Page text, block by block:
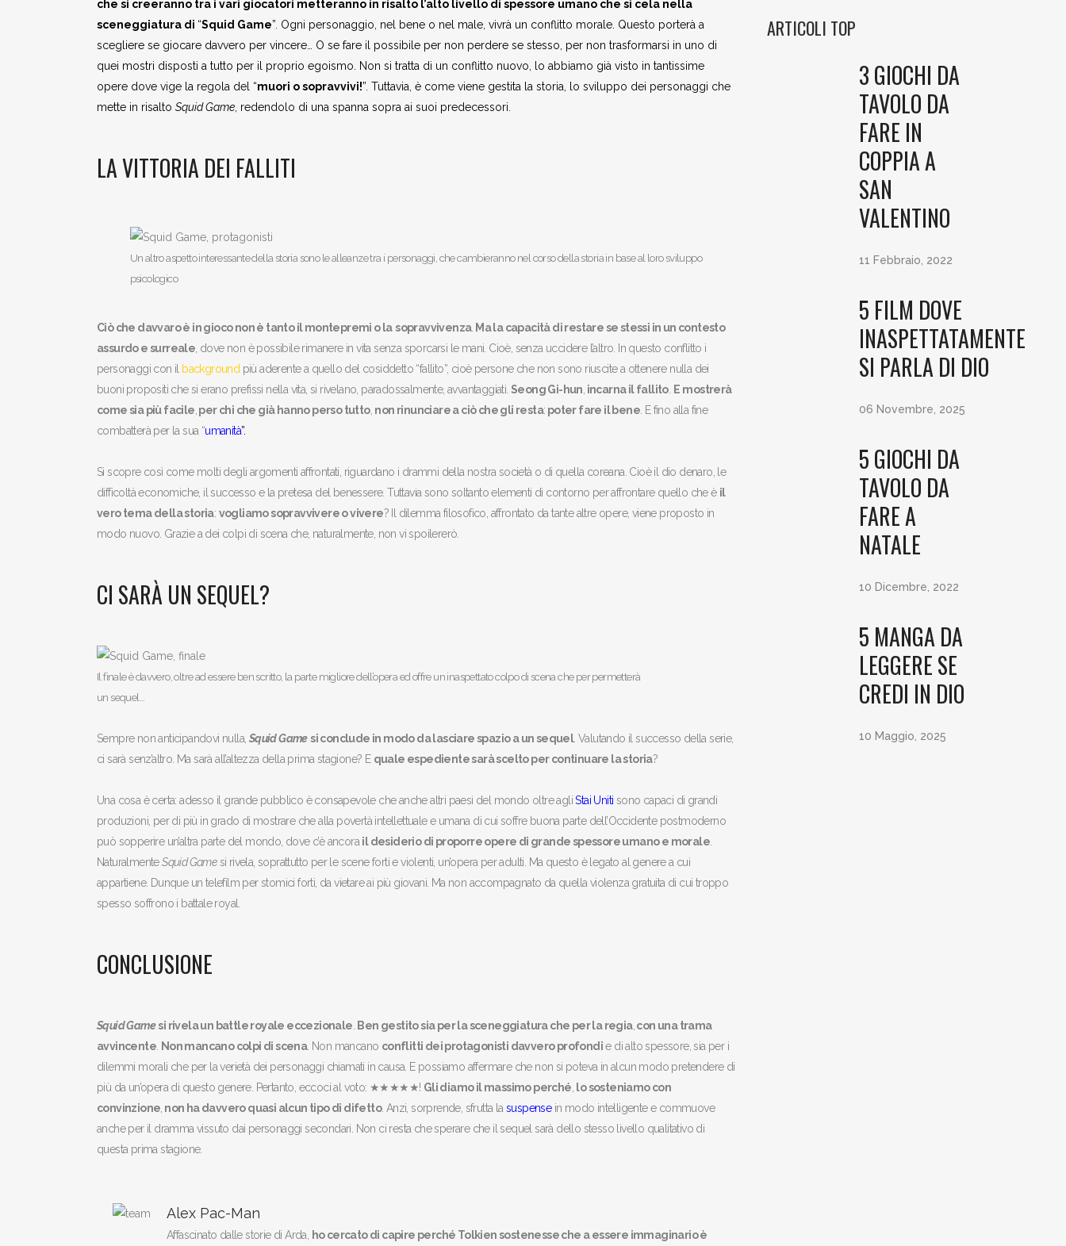
che si creeranno tra i vari giocatori metteranno in risalto l’alto livello di spessore umano che si cela nella
sceneggiatura di “Squid Game”. Ogni personaggio, nel bene o nel male, vivrà un conflitto morale. Questo porterà a
scegliere se giocare davvero per vincere… O se fare il possibile per non perdere se stesso, per non trasformarsi in uno di
quei mostri disposti a tutto per il proprio egoismo. Non si tratta di un conflitto nuovo, lo abbiamo già visto in tantissime
opere dove vige la regola del “muori o sopravvivi!”. Tuttavia, è come viene gestita la storia, lo sviluppo dei personaggi che
mette in risalto Squid Game , redendolo di una spanna sopra ai suoi predecessori.
LA VITTORIA DEI FALLITI
Un altro aspetto interessante della storia sono le alleanze tra i personaggi, che cambieranno nel corso della storia in base al loro sviluppo
psicologico
Ciò che davvaro è in gioco non è tanto il montepremi o la sopravvivenza. Ma la capacità di restare se stessi in un contesto
assurdo e surreale , dove non è possibile rimanere in vita senza sporcarsi le mani. Cioè, senza uccidere l’altro. In questo conflitto i
personaggi con il background più aderente a quello del cosiddetto “fallito”, cioè persone che non sono riuscite a ottenere nulla dei
buoni propositi che si erano prefissi nella vita, si rivelano, paradossalmente, avvantaggiati. Seong Gi-hun incarna il fallito. E mostrerà
come sia più facile per chi che già hanno perso tutto, non rinunciare a ciò che gli resta: poter fare il bene . E fino alla fine
combatterà per la sua “umanità”.
Si scopre così come molti degli argomenti affrontati, riguardano i drammi della nostra società o di quella coreana. Cioè il dio denaro, le
difficoltà economiche, il successo e la pretesa del benessere. Tuttavia sono soltanto elementi di contorno per affrontare quello che è il
vero tema della storia: vogliamo sopravvivere o vivere? Il dilemma filosofico, affrontato da tante altre opere, viene proposto in
modo nuovo. Grazie a dei colpi di scena che, naturalmente, non vi spoilererò.
CI SARÀ UN SEQUEL?
Il finale è davvero, oltre ad essere ben scritto, la parte migliore dell’opera ed offre un inaspettato colpo di scena che per permetterà
un sequel…
Sempre non anticipandovi nulla, Squid Game si conclude in modo da lasciare spazio a un sequel. Valutando il successo della serie,
ci sarà senz’altro. Ma sarà all’altezza della prima stagione? E quale espediente sarà scelto per continuare la storia?
Una cosa è certa: adesso il grande pubblico è consapevole che anche altri paesi del mondo oltre agliStai Uniti sono capaci di grandi
produzioni, per di più in grado di mostrare che alla povertà intellettuale e umana di cui soffre buona parte dell’Occidente postmoderno
può sopperire un’altra parte del mondo, dove c’è ancora il desiderio di proporre opere di grande spessore umano e morale
NaturalmenteSquid Gamesi rivela, soprattutto per le scene forti e violenti, un’opera per adulti. Ma questo è legato al genere a cui
appartiene. Dunque un telefilm per stomici forti, da vietare ai più giovani. Ma non accompagnato da quella violenza gratuita di cui troppo
spesso soffrono i battale royal.
CONCLUSIONE
Squid Game si rivela un battle royale eccezionale Ben gestito sia per la sceneggiatura che per la regia, con una trama
avvincente Non mancano colpi di scena. Non mancano conflitti dei protagonisti davvero profondie di alto spessore, sia per i
dilemmi morali che per la verietà dei personaggi chiamati in causa. E possiamo affermare che non si poteva in alcun modo pretendere di
più da un’opera di questo genere. Pertanto, eccoci al voto: ★★★★★! Gli diamo il massimo perché lo sosteniamo con
convinzione non ha davvero quasi alcun tipo di difetto. Anzi, sorprende, sfrutta lasuspensein modo intelligente e commuove
anche per il dramma vissuto dai personaggi secondari. Non ci resta che sperare che il sequel sarà dello stesso livello qualitativo di
questa prima stagione.
Alex Pac-Man
Affascinato dalle storie di Arda,
ho cercato di capire perché Tolkien sostenesse che a essere immaginario è
ARTICOLI TOP
3 GIOCHI DA
TAVOLO DA
FARE IN
COPPIA A
SAN
VALENTINO
11 Febbraio, 2022
5 FILM DOVE
INASPETTATAMENTE
SI PARLA DI DIO
06 Novembre, 2025
5 GIOCHI DA
TAVOLO DA
FARE A
NATALE
10 Dicembre, 2022
5 MANGA DA
LEGGERE SE
CREDI IN DIO
10 Maggio, 2025